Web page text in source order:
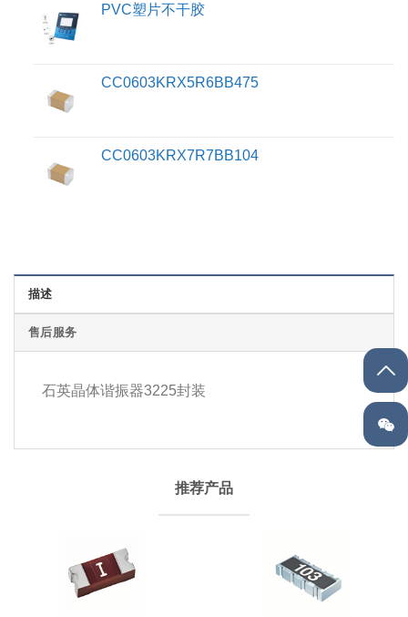
PVC塑片不干胶
CC0603KRX5R6BB475
CC0603KRX7R7BB104
描述
售后服务
石英晶体谐振器3225封装
推荐产品